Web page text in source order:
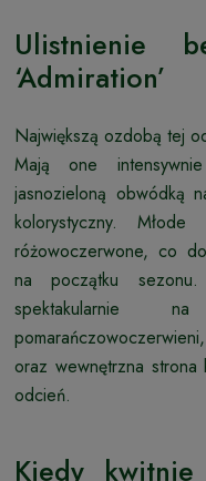
Ulistnienie
‘Admiration’
Największą ozdobą tej
Mają one
jasnozieloną obwódką
kolorystyczny.
różowoczerwone, co
na początku
spektakularnie
oraz wewnętrzna strona
odcień.
Kiedy